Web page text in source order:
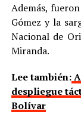
Además,
Gómez y la
Nacional de
Miranda.
Lee también:
despliegue
Bolívar